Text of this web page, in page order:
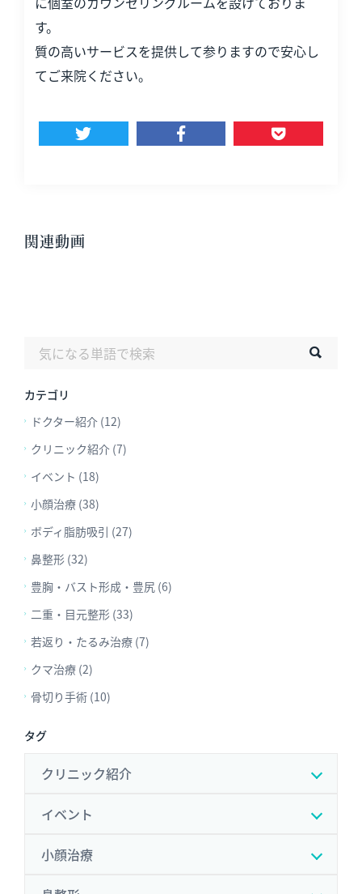
す。
質の高いサービスを提供して参りますので安心し
てご来院ください。
関連動画
カテゴリ
ドクター紹介 (12)
クリニック紹介 (7)
イベント (18)
小顔治療 (38)
ボディ脂肪吸引 (27)
鼻整形 (32)
豊胸・バスト形成・豊尻 (6)
二重・目元整形 (33)
若返り・たるみ治療 (7)
クマ治療 (2)
骨切り手術 (10)
タグ
クリニック紹介
イベント
小顔治療